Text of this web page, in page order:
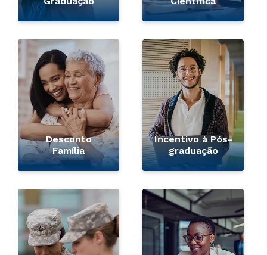
Desconto
Família
Incentivo à Pós-
graduação